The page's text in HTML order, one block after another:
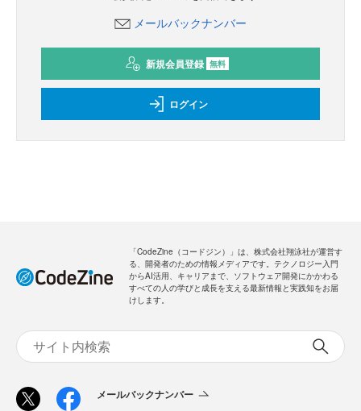
メールバックナンバー
新規会員登録 無料
ログイン
「CodeZine（コードジン）」は、株式会社翔泳社が運営す
る、開発者のための情報メディアです。テクノロジー入門
からAI活用、キャリアまで、ソフトウェア開発にかかわる
すべての人の学びと成長を支える最新情報と実践知をお届
けします。
メールバックナンバー